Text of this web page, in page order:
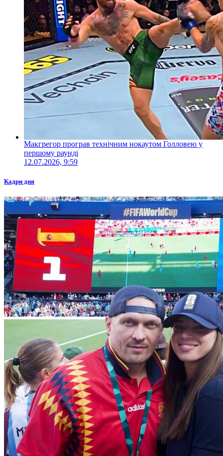
Макгрегор програв технічним нокаутом Голловею у
першому раунді
12.07.2026, 9:59
Кадри дня